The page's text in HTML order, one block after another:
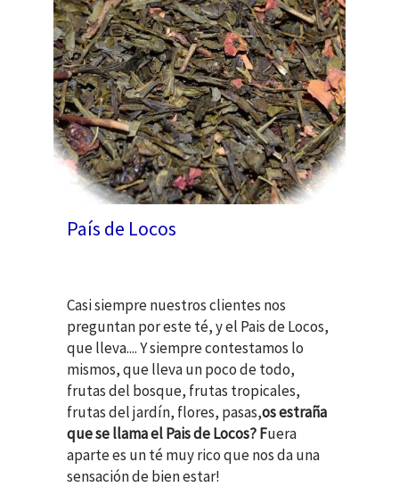
País de Locos
Casi siempre nuestros clientes nos
preguntan por este té, y el Pais de Locos,
que lleva.... Y siempre contestamos lo
mismos, que lleva un poco de todo,
frutas del bosque, frutas tropicales,
frutas del jardín, flores, pasas,os estraña
que se llama el Pais de Locos? Fuera
aparte es un té muy rico que nos da una
sensación de bien estar!